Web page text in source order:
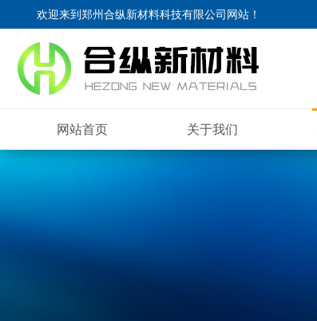
欢迎来到郑州合纵新材料科技有限公司网站 ！
网站首页 关于我们